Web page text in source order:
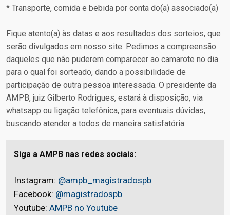
* Transporte, comida e bebida por conta do(a) associado(a)
Fique atento(a) às datas e aos resultados dos sorteios, que
serão divulgados em nosso site. Pedimos a compreensão
daqueles que não puderem comparecer ao camarote no dia
para o qual foi sorteado, dando a possibilidade de
participação de outra pessoa interessada. O presidente da
AMPB, juiz Gilberto Rodrigues, estará à disposição, via
whatsapp ou ligação telefônica, para eventuais dúvidas,
buscando atender a todos de maneira satisfatória.
Siga a AMPB nas redes sociais:
Instagram: @ampb_magistradospb
Facebook: @magistradospb
Youtube: AMPB no Youtube